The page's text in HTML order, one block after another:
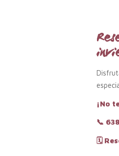
¡No
📞
🗓️